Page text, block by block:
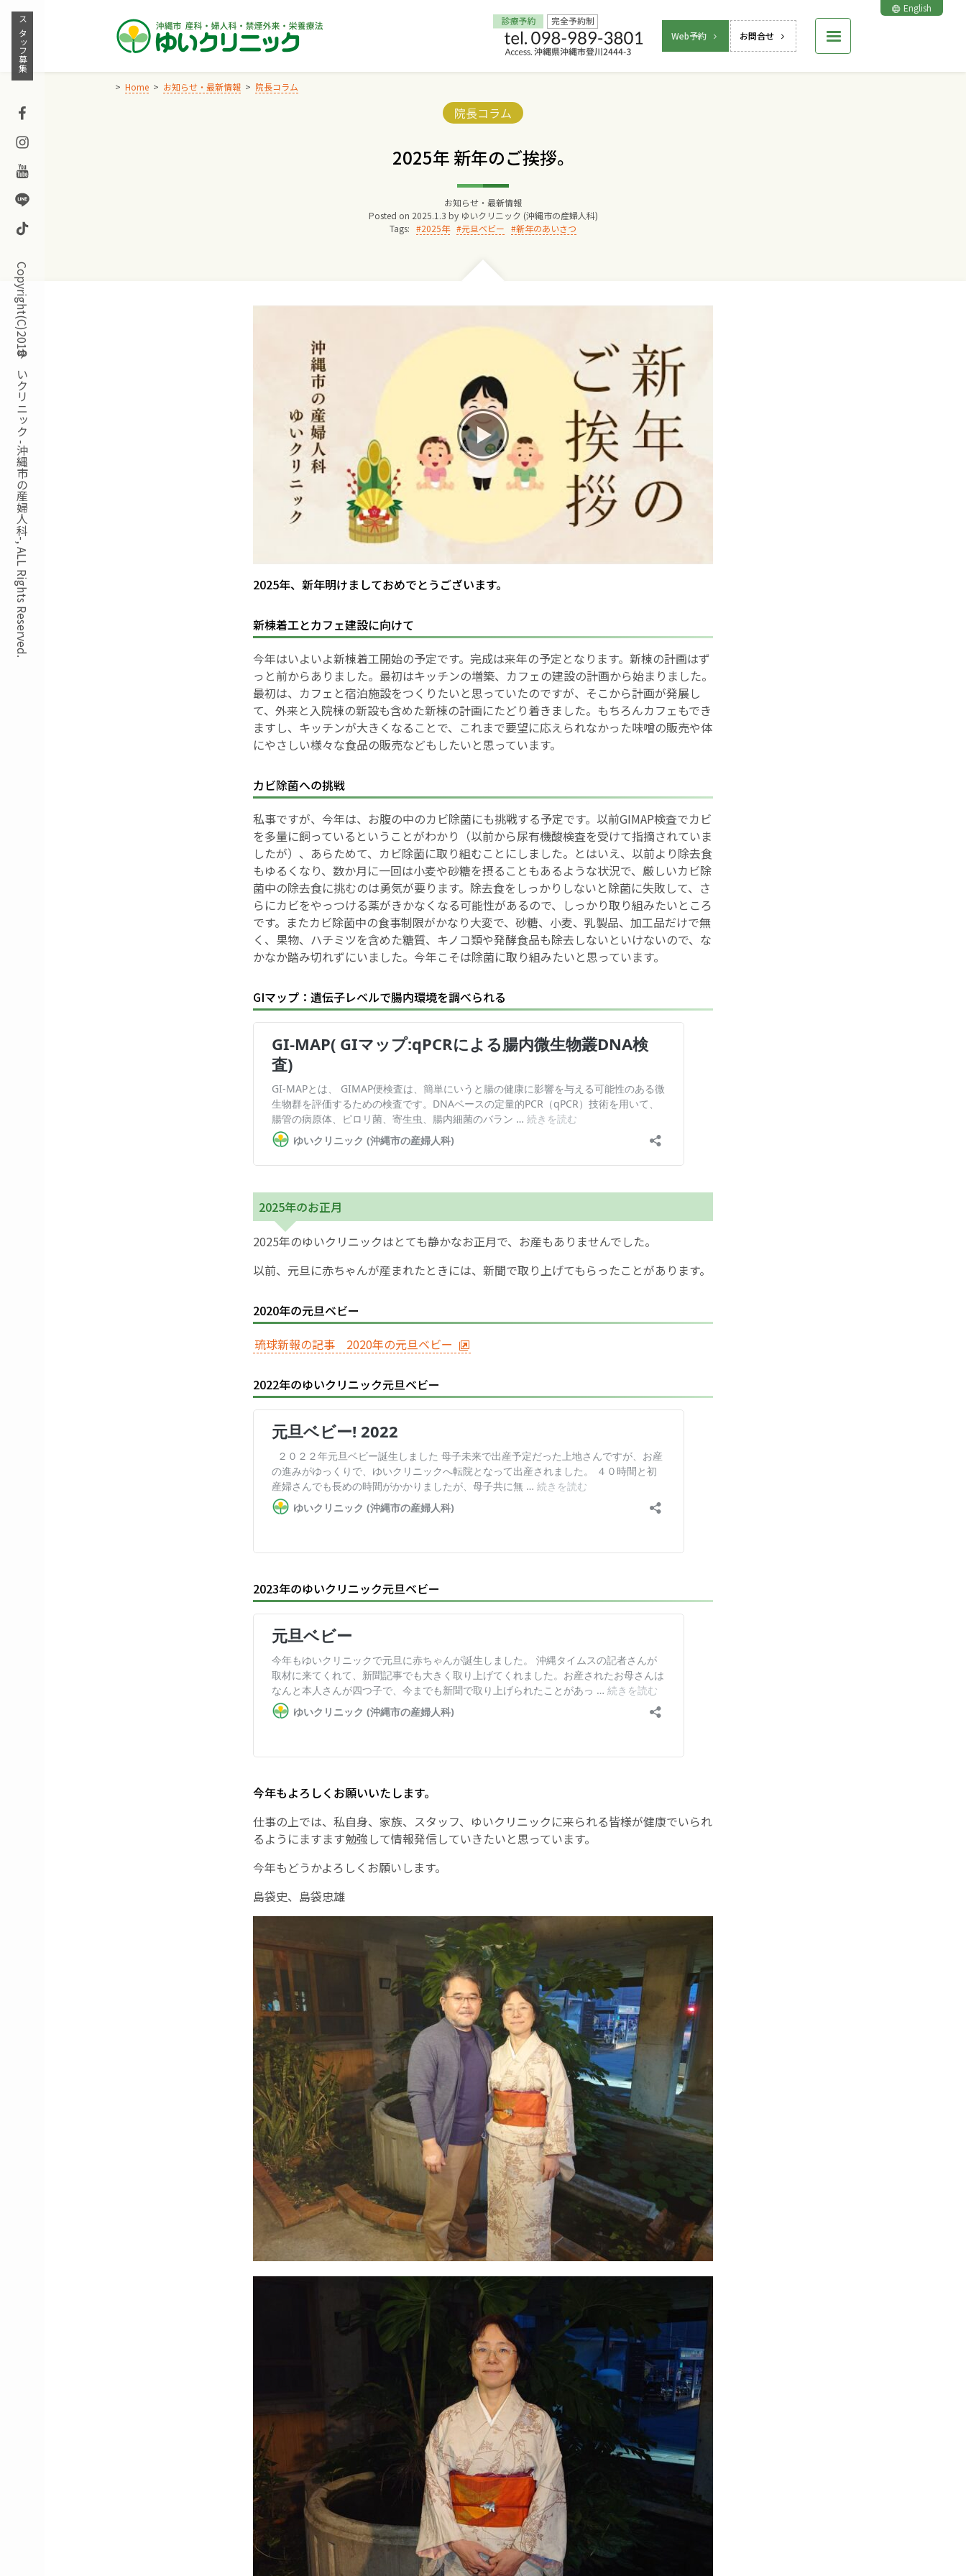
Skip
content
Web予約 お問合せ
English
スタッフ募集
Facebook
Instagram
Youtube
Line
TikTok
Copyright(C)2018ゆいクリニック -沖縄市の産婦人科-, ALL Rights Reserved.
Home お知らせ・最新情報 院長コラム
Categories:
院長コラム
2025年 新年のご挨拶。
お知らせ・最新情報
Posted on 2025.1.3 by ゆいクリニック (沖縄市の産婦人科)
Tags:
2025年 元旦ベビー 新年のあいさつ
2025年、新年明けましておめでとうございます。
新棟着工とカフェ建設に向けて
今年はいよいよ新棟着工開始の予定です。完成は来年の予定となります。新棟の計画はず
っと前からありました。最初はキッチンの増築、カフェの建設の計画から始まりました。
最初は、カフェと宿泊施設をつくりたいと思っていたのですが、そこから計画が発展し
て、外来と入院棟の新設も含めた新棟の計画にたどり着きました。もちろんカフェもでき
ますし、キッチンが大きくなることで、これまで要望に応えられなかった味噌の販売や体
にやさしい様々な食品の販売などもしたいと思っています。
カビ除菌への挑戦
私事ですが、今年は、お腹の中のカビ除菌にも挑戦する予定です。以前GIMAP検査でカビ
を多量に飼っているということがわかり（以前から尿有機酸検査を受けて指摘されていま
したが）、あらためて、カビ除菌に取り組むことにしました。とはいえ、以前より除去食
もゆるくなり、数か月に一回は小麦や砂糖を摂ることもあるような状況で、厳しいカビ除
菌中の除去食に挑むのは勇気が要ります。除去食をしっかりしないと除菌に失敗して、さ
らにカビをやっつける薬がきかなくなる可能性があるので、しっかり取り組みたいところ
です。またカビ除菌中の食事制限がかなり大変で、砂糖、小麦、乳製品、加工品だけで無
く、果物、ハチミツを含めた糖質、キノコ類や発酵食品も除去しないといけないので、な
かなか踏み切れずにいました。今年こそは除菌に取り組みたいと思っています。
GIマップ：遺伝子レベルで腸内環境を調べられる
2025年のお正月
2025年のゆいクリニックはとても静かなお正月で、お産もありませんでした。
以前、元旦に赤ちゃんが産まれたときには、新聞で取り上げてもらったことがあります。
2020年の元旦ベビー
琉球新報の記事 2020年の元旦ベビー
2022年のゆいクリニック元旦ベビー
2023年のゆいクリニック元旦ベビー
今年もよろしくお願いいたします。
仕事の上では、私自身、家族、スタッフ、ゆいクリニックに来られる皆様が健康でいられ
るようにますます勉強して情報発信していきたいと思っています。
今年もどうかよろしくお願いします。
島袋史、島袋忠雄
Home
交通アクセス
院長からのごあいさつ
ゆいクリニックの経営理念
診療料金
妊婦健診
親と子の結びつき支援
母乳育児
予防接種
遠方にお住まいで当院での出産を希望される方へ
医師プロフィール
English Page